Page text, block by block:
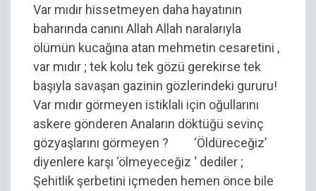
Var mıdır hissetmeyen daha hayatının
baharında canını Allah Allah naralarıyla
ölümün kucağına atan mehmetin cesaretini ,
var mıdır ; tek kolu tek gözü gerekirse tek
başıyla savaşan gazinin gözlerindeki gururu!
Var mıdır görmeyen istiklali için oğullarını
askere gönderen Anaların döktüğü sevinç
gözyaşlarını görmeyen ? ‘Öldüreceğiz’
diyenlere karşı ‘ölmeyeceğiz ‘ dediler ;
Şehitlik şerbetini içmeden hemen önce bile